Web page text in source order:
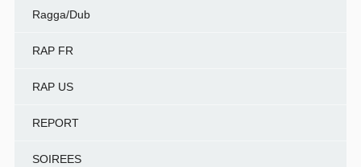
Ragga/Dub
RAP FR
RAP US
REPORT
SOIREES